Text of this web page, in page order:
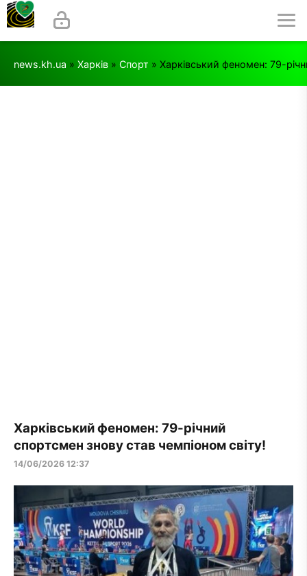
news.kh.ua » Харків » Спорт » Харківський феномен: 79-
Харківський феномен: 79-річний
спортсмен знову став чемпіоном світу!
14/06/2026 12:37